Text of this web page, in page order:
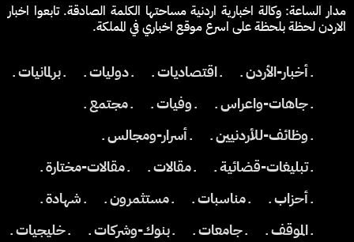
مدار الساعة: وكالة اخبارية اردنية مساحتها الكلمة الصادقة. تابعوا اخبار
الاردن لحظة بلحظة على اسرع موقع اخباري في المملكة.
ـ أخبار-الأردن ـ ـ اقتصاديات ـ ـ دوليات ـ
ـ برلمانيات ـ
ـ جاهات-واعراس ـ
ـ وفيات ـ
ـ مجتمع ـ
ـ وظائف-للأردنيين ـ
ـ أسرار-ومجالس ـ
ـ تبليغات-قضائية ـ
ـ مقالات ـ
ـ مقالات-مختارة ـ
ـ أحزاب ـ
ـ مناسبات ـ ـ مستثمرون ـ
ـ شهادة ـ
ـ الموقف ـ
ـ جامعات ـ ـ بنوك-وشركات ـ ـ خليجيات ـ